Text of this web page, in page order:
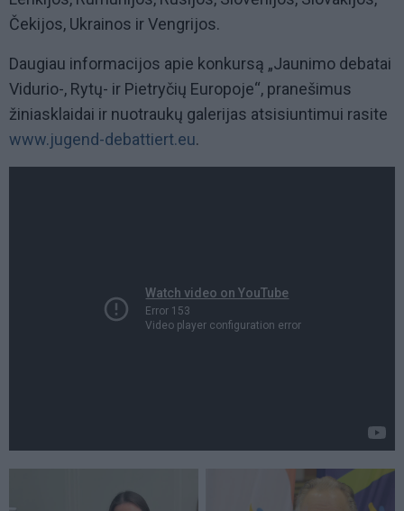
Čekijos, Ukrainos ir Vengrijos.
Daugiau informacijos apie konkursą „Jaunimo debatai
Vidurio-, Rytų- ir Pietryčių Europoje“, pranešimus
žiniasklaidai ir nuotraukų galerijas atsisiuntimui rasite
www.jugend-debattiert.eu.